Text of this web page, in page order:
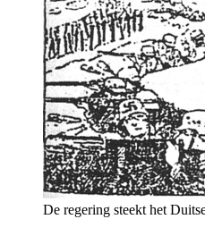
De regering steekt het